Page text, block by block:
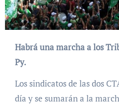
Habrá una marcha a los Tribunales de Comodoro
Py.
Los sindicatos de las dos
día y se sumarán a la